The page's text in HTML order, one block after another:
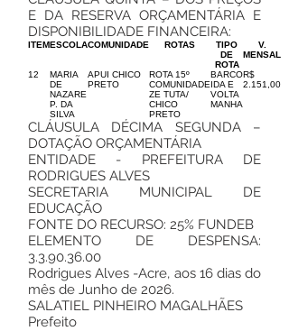
E DA RESERVA ORÇAMENTÁRIA E
DISPONIBILIDADE FINANCEIRA:
ITEMESCOLACOMUNIDADE ROTAS
TIPO
DE
ROTA
V.
MENSAL
12
MARIA
DE
NAZARE
P. DA
SILVA
APUI CHICO
PRETO
ROTA 15º
COMUNIDADE
ZE TUTA/
CHICO
PRETO
BARCO
IDA E
VOLTA
MANHA
R$
2.151,00
CLÁUSULA DÉCIMA SEGUNDA –
DOTAÇÃO ORÇAMENTÁRIA
ENTIDADE - PREFEITURA DE
RODRIGUES ALVES
SECRETARIA MUNICIPAL DE
EDUCAÇÃO
FONTE DO RECURSO: 25% FUNDEB
ELEMENTO DE DESPENSA:
3.3.90.36.00
Rodrigues Alves -Acre, aos 16 dias do
mês de Junho de 2026.
SALATIEL PINHEIRO MAGALHÃES
Prefeito